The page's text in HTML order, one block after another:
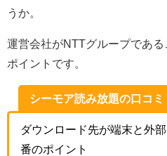
うか。
運営会社がNTTグループであ
ポイントです。
シーモア読み放題の口コミ
ダウンロード先が端末と外
番のポイント